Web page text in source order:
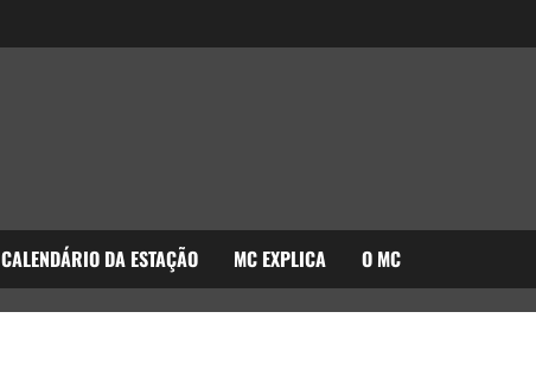
CALENDÁRIO DA ESTAÇÃO MC EXPLICA O MC